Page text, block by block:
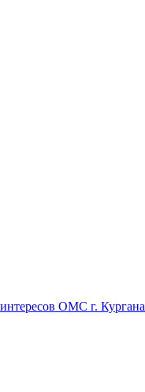
ОМС г. Кургана